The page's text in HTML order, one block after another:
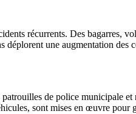
récurrents. Des bagarres,
une augmentation des
de police municipale
sont mises en œuvre